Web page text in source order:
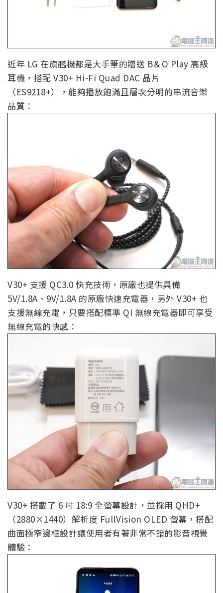
近年 LG 在旗艦機都是大手筆的贈送 B＆O Play 高級
耳機，搭配 V30+ Hi-Fi Quad DAC 晶片
（ES9218+），能夠播放飽滿且層次分明的串流音樂
品質：
V30+ 支援 QC3.0 快充技術，原廠也提供具備
5V/1.8A、9V/1.8A 的原廠快速充電器，另外 V30+ 也
支援無線充電，只要搭配標準 QI 無線充電器即可享受
無線充電的快感：
V30+ 搭載了 6 吋 18:9 全螢幕設計，並採用 QHD+
（2880×1440）解析度 FullVision OLED 螢幕，搭配
曲面極窄邊框設計讓使用者有著非常不錯的影音視覺
體驗：